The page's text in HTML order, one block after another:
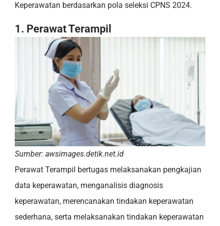
Keperawatan berdasarkan pola seleksi CPNS 2024.
1. Perawat Terampil
Sumber: awsimages.detik.net.id
Perawat Terampil bertugas melaksanakan pengkajian
data keperawatan, menganalisis diagnosis
keperawatan, merencanakan tindakan keperawatan
sederhana, serta melaksanakan tindakan keperawatan